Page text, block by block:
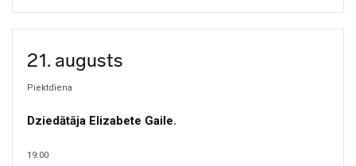
21. augusts
Piektdiena
Dziedātāja Elizabete Gaile.
19:00